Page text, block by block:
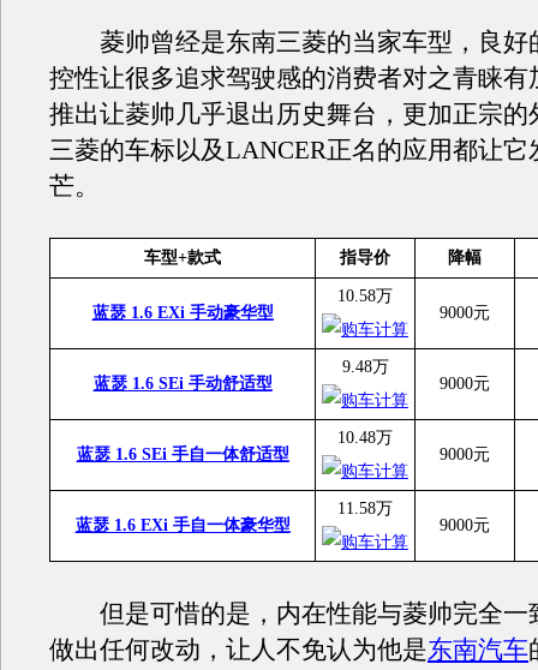
菱帅曾经是东南三菱的当家车型，良好
控性让很多追求驾驶感的消费者对之青睐有
推出让菱帅几乎退出历史舞台，更加正宗的
三菱的车标以及LANCER正名的应用都让它
芒。
车型+款式 指导价 降幅
蓝瑟 1.6 EXi 手动豪华型
10.58万
9000元
蓝瑟 1.6 SEi 手动舒适型
9.48万
9000元
蓝瑟 1.6 SEi 手自一体舒适型
10.48万
9000元
蓝瑟 1.6 EXi 手自一体豪华型
11.58万
9000元
但是可惜的是，内在性能与菱帅完全一
做出任何改动，让人不免认为他是东南汽车